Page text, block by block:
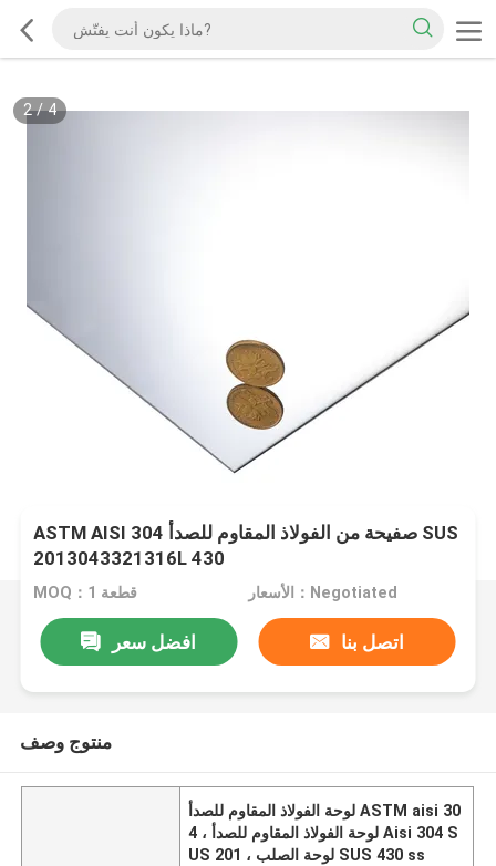
2/4
ASTM AISI 304 صفيحة من الفولاذ المقاوم للصدأ SUS
2013043321316L 430
MOQ：1 قطعة الأسعار：Negotiated
افضل سعر اتصل بنا
منتوج وصف
لوحة الفولاذ المقاوم للصدأ ASTM aisi 30
4 ، لوحة الفولاذ المقاوم للصدأ Aisi 304 S
US 201 ، لوحة الصلب SUS 430 ss